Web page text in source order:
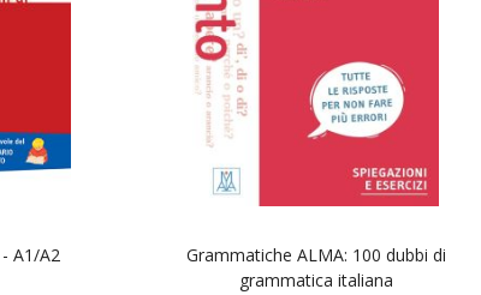
A1/A2
Grammatiche ALMA: 100 dubbi di
grammatica italiana